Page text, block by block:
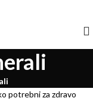
potrebni za zdravo